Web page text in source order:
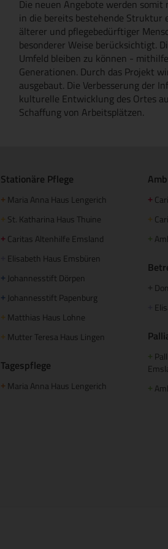
Die neuen Angebote werden
in die bereits bestehende Struktur
älterer und pflegebedürftiger
besonderer Weise berücksichtigt.
Umfeld bleiben zu können -
Generationen. Durch das Projekt
ausgebaut. Die Verbesserung der
kulturelle Entwicklung des Ortes
Schaffung von Arbeitsplätzen.
Stationäre Pflege
+ Maria Anna Haus Lengerich
+ St. Katharina Haus Thuine
+ Caritas Altenhilfe Emsland
Elisabeth Haus Emsbüren
+ Johannesstift Dörpen
+ Johannesstift Papenburg
+ Matthias Haus Lohne
+ Mutter Teresa Haus Lingen
Tagespflege
+ Maria Anna Haus Lengerich
+
+
+
+
+